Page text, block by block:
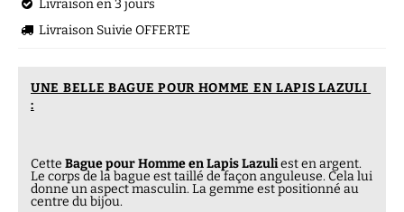
 Livraison en 3 jours
 Livraison Suivie OFFERTE
UNE BELLE BAGUE POUR HOMME EN LAPIS LAZULI
:
Cette Bague pour Homme en Lapis Lazuliest en argent.
Le corps de la bague est taillé de façon anguleuse. Cela lui
donne un aspect masculin. La gemme est positionné au
centre du bijou.